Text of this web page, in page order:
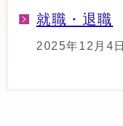
就職・退職
2025年12月4日